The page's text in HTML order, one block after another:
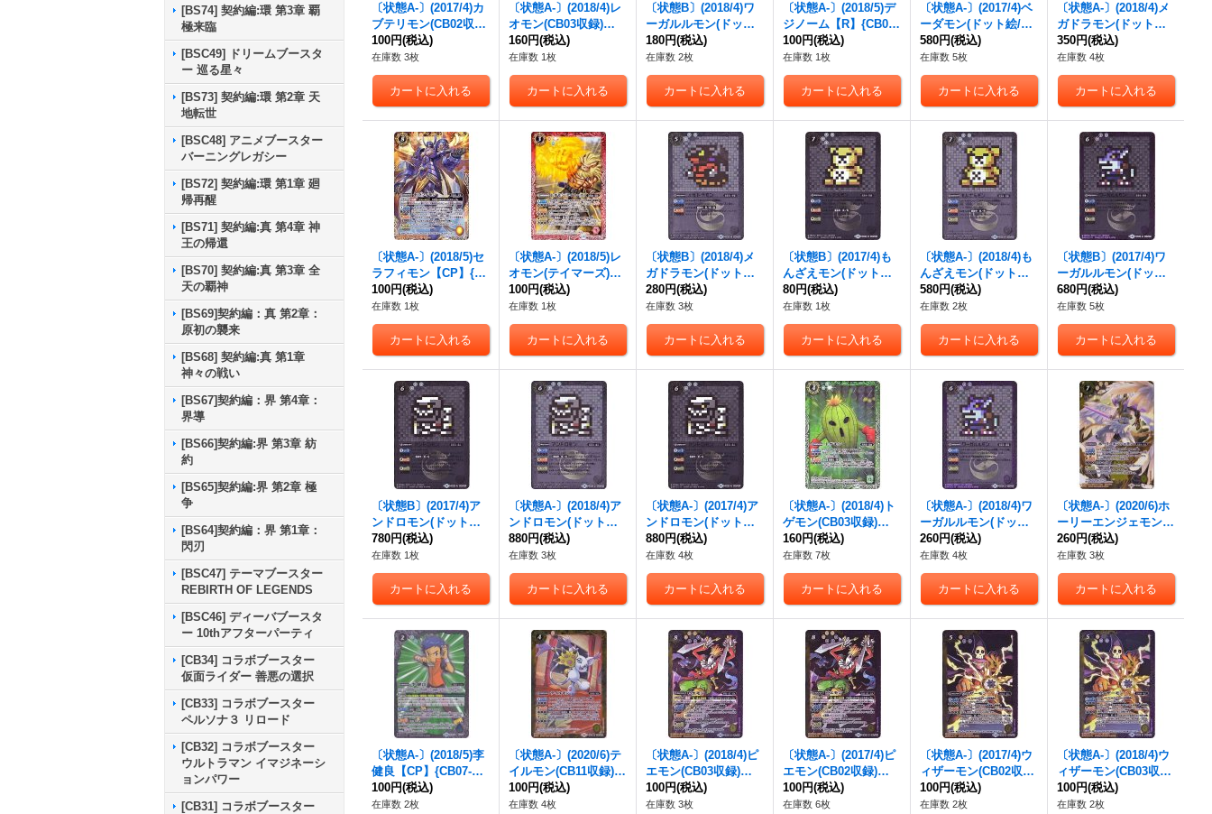
[BS74] 契約編:環 第3章 覇
極来臨
[BSC49] ドリームブースタ
ー 巡る星々
[BS73] 契約編:環 第2章 天
地転世
[BSC48] アニメブースター
バーニングレガシー
[BS72] 契約編:環 第1章 廻
帰再醒
[BS71] 契約編:真 第4章 神
王の帰還
[BS70] 契約編:真 第3章 全
天の覇神
[BS69]契約編：真 第2章：
原初の襲来
[BS68] 契約編:真 第1章
神々の戦い
[BS67]契約編：界 第4章：
界導
[BS66]契約編:界 第3章 紡
約
[BS65]契約編:界 第2章 極
争
[BS64]契約編：界 第1章：
閃刃
[BSC47] テーマブースター
REBIRTH OF LEGENDS
[BSC46] ディーバブースタ
ー 10thアフターパーティ
[CB34] コラボブースター
仮面ライダー 善悪の選択
[CB33] コラボブースター
ペルソナ３ リロード
[CB32] コラボブースター
ウルトラマン イマジネーシ
ョンパワー
[CB31] コラボブースター
〔状態A-〕(2017/4)カ
ブテリモン(CB02収録)
【C】{CB02-024}
《緑》
100円(税込)
在庫数 3枚
〔状態A-〕(2018/4)レ
オモン(CB03収録)
【M】{CB02-006}
《赤》
160円(税込)
在庫数 1枚
〔状態B〕(2018/4)ワ
ーガルルモン(ドット
絵/CB03収録)【R-SE
C】{CB02-017}《紫》
180円(税込)
在庫数 2枚
〔状態A-〕(2018/5)デ
ジノーム【R】{CB07-
049}《多》
100円(税込)
在庫数 1枚
〔状態A-〕(2017/4)ベ
ーダモン(ドット絵/CB
02収録)【C-SEC】{C
B02-031}《白》
580円(税込)
在庫数 5枚
〔状態A-〕(2018/4)メ
ガドラモン(ドット絵/
CB03収録)【C-SEC】
{CB02-032}《白》
350円(税込)
在庫数 4枚
〔状態A-〕(2018/5)セ
ラフィモン【CP】{S
D45-CP04}《黄》
100円(税込)
在庫数 1枚
〔状態A-〕(2018/5)レ
オモン(テイマーズ)
【R】{CB07-002}
《赤》
100円(税込)
在庫数 1枚
〔状態B〕(2018/4)メ
ガドラモン(ドット絵/
CB03収録)【C-SEC】
{CB02-032}《白》
280円(税込)
在庫数 3枚
〔状態B〕(2017/4)も
んざえモン(ドット絵/
CB02収録)【C-SEC】
{CB02-034}《白》
80円(税込)
在庫数 1枚
〔状態A-〕(2018/4)も
んざえモン(ドット絵/
CB03収録)【C-SEC】
{CB02-034}《白》
580円(税込)
在庫数 2枚
〔状態B〕(2017/4)ワ
ーガルルモン(ドット
絵/CB02収録)【R-SE
C】{CB02-017}《紫》
680円(税込)
在庫数 5枚
〔状態B〕(2017/4)ア
ンドロモン(ドット絵/
CB02収録)【R-SEC】
{CB02-033}《白》
780円(税込)
在庫数 1枚
〔状態A-〕(2018/4)ア
ンドロモン(ドット絵/
CB03収録)【R-SEC】
{CB02-033}《白》
880円(税込)
在庫数 3枚
〔状態A-〕(2017/4)ア
ンドロモン(ドット絵/
CB02収録)【R-SEC】
{CB02-033}《白》
880円(税込)
在庫数 4枚
〔状態A-〕(2018/4)ト
ゲモン(CB03収録)
【C】{CB02-023}
《緑》
160円(税込)
在庫数 7枚
〔状態A-〕(2018/4)ワ
ーガルルモン(ドット
絵/CB03収録)【R-SE
C】{CB02-017}《紫》
260円(税込)
在庫数 4枚
〔状態A-〕(2020/6)ホ
ーリーエンジェモン(C
B11収録)【X】{CB02-
X07}《黄》
260円(税込)
在庫数 3枚
〔状態A-〕(2018/5)李
健良【CP】{CB07-CP
02}《白》
100円(税込)
在庫数 2枚
〔状態A-〕(2020/6)テ
イルモン(CB11収録)
【R】{CB02-039}
《黄》
100円(税込)
在庫数 4枚
〔状態A-〕(2018/4)ピ
エモン(CB03収録)
【M】{CB02-043}
《多》
100円(税込)
在庫数 3枚
〔状態A-〕(2017/4)ピ
エモン(CB02収録)
【M】{CB02-043}
《多》
100円(税込)
在庫数 6枚
〔状態A-〕(2017/4)ウ
ィザーモン(CB02収録)
【R】{CB02-042}
《多》
100円(税込)
在庫数 2枚
〔状態A-〕(2018/4)ウ
ィザーモン(CB03収録)
【R】{CB02-042}
《多》
100円(税込)
在庫数 2枚